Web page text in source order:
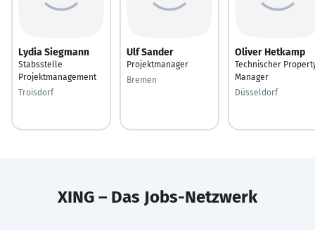
Lydia Siegmann
Stabsstelle
Projektmanagement
Troisdorf
Ulf Sander
Projektmanager
Bremen
Oliver Hetkamp
Technischer
Manager
Düsseldorf
XING – Das Jobs-Netzwerk